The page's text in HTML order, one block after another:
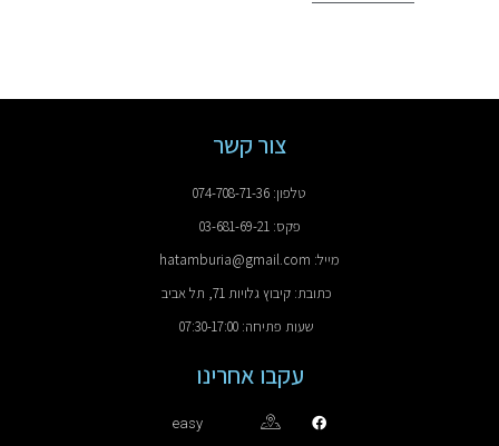
צור קשר
טלפון: 074-708-71-36
פקס: 03-681-69-21
מייל: hatamburia@gmail.com
כתובת: קיבוץ גלויות 71, תל אביב
שעות פתיחה: 07:30-17:00
עקבו אחרינו
easy